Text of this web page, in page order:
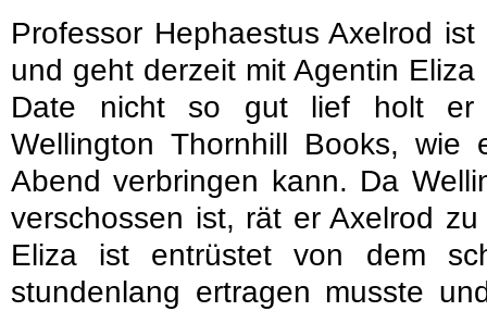
Professor Hephaestus Axelrod
und geht derzeit mit Agentin
Date nicht so gut lief holt er
Wellington Thornhill Books,
Abend verbringen kann. Da
verschossen ist, rät er Axelrod
Eliza ist entrüstet von dem
stundenlang ertragen musste